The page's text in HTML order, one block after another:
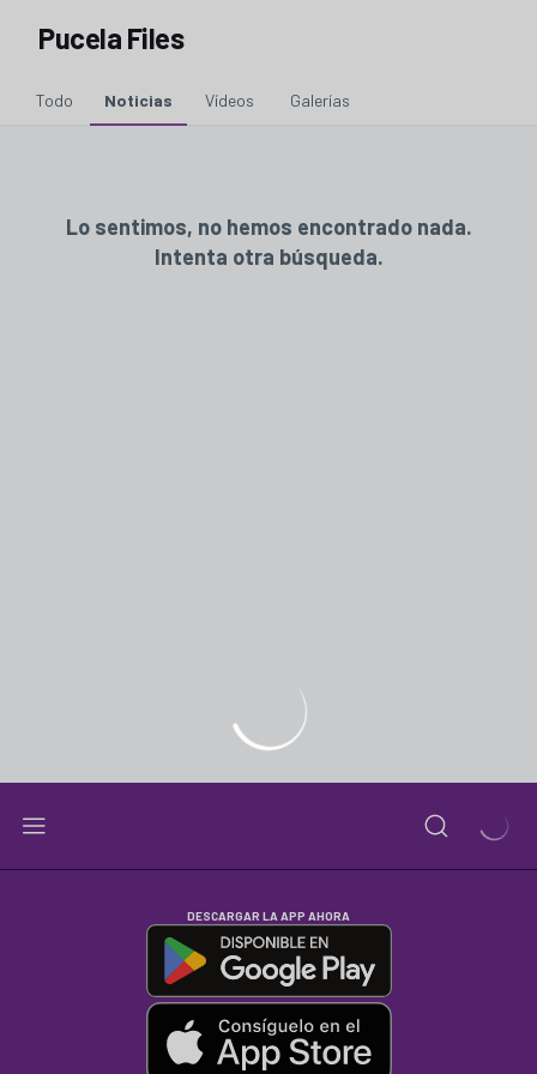
Pucela Files
Todo Noticias Vídeos Galerías
Lo sentimos, no hemos encontrado nada.
Intenta otra búsqueda.
DESCARGAR LA APP AHORA